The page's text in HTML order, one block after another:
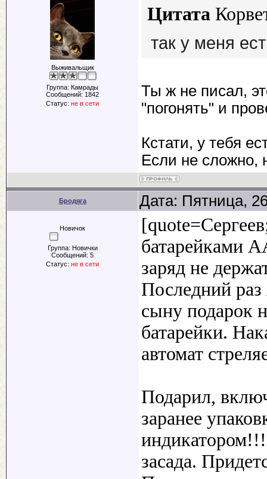
Выживальщик
Группа: Камрады
Сообщений: 1842
Статус: не в сети
Цитата
так у меня
Ты ж не писал,
"погонять" и
Кстати, у тебя
Если не сложно,
Бродяга Дата: Пятница,
Новичок
Группа: Новички
Сообщений: 5
Статус: не в сети
батарейками
заряд не
Последний
сыну подарок
батарейки.
автомат
Подарил,
заранее
засада.